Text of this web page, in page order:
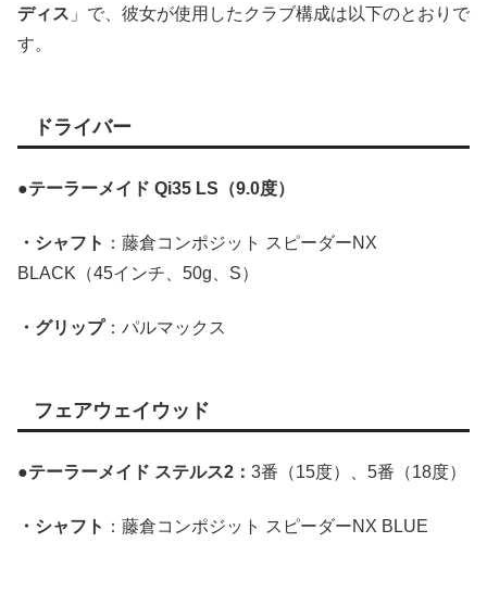
ディス 」で、彼女が使用したクラブ構成は以下のとおりで
す。
ドライバー
●テーラーメイド Qi35 LS（9.0度）
・シャフト ：藤倉コンポジット スピーダーNX
BLACK（45インチ、50g、S）
・グリップ：パルマックス
フェアウェイウッド
●テーラーメイド ステルス2： 3番（15度）、5番（18度）
・シャフト ：藤倉コンポジット スピーダーNX BLUE